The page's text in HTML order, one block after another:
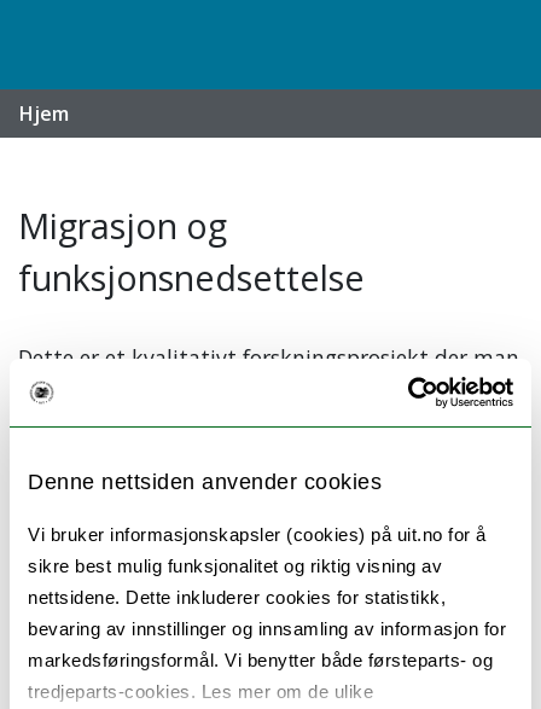
Denne nettsiden anvender cookies
Vi bruker informasjonskapsler (cookies) på uit.no for å
sikre best mulig funksjonalitet og riktig visning av
nettsidene. Dette inkluderer cookies for statistikk,
bevaring av innstillinger og innsamling av informasjon for
markedsføringsformål. Vi benytter både førsteparts- og
tredjeparts-cookies. Les mer om de ulike
Hjem
Migrasjon og
funksjonsnedsettelse
Dette er et kvalitativt forskningsprosjekt der man
skal gjennomføre semi-strukturelle intervjuer
medunge voksne (18-25 år), som har
funksjonsnedsettelse.